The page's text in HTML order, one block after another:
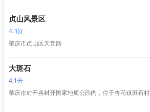
贞山风景区
4.3分
肇庆市贞山区天音路
大斑石
4.1分
肇庆市封开县封开国家地质公园内，位于杏花镇斑石村